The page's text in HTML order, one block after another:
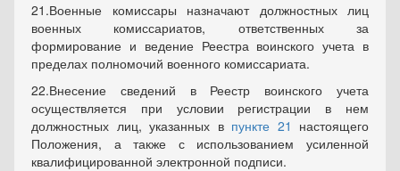
21.Военные комиссары назначают должностных лиц
военных комиссариатов, ответственных за
формирование и ведение Реестра воинского учета в
пределах полномочий военного комиссариата.
22.Внесение сведений в Реестр воинского учета
осуществляется при условии регистрации в нем
должностных лиц, указанных в пункте 21 настоящего
Положения, а также с использованием усиленной
квалифицированной электронной подписи.